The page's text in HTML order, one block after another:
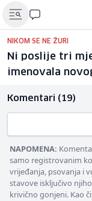
NIKOM SE NE ŽURI
Ni poslije tri
imenovala
Komentari (19)
NAPOMENA:
samo registrovanim
vrijeđanja, psovanja i
stavove isključivo
krivično gonjeni. Kao